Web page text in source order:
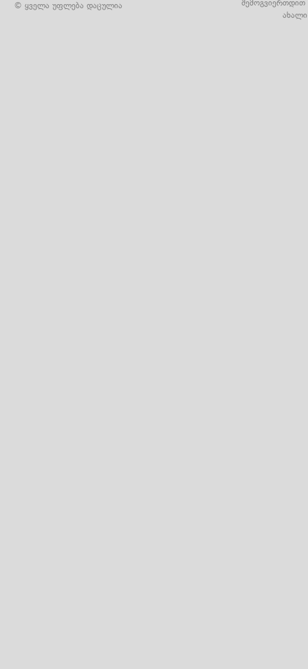
© ყველა უფლება დაცულია
შემოგვიერთდით
ახალი